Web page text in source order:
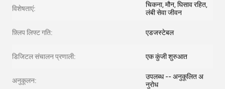
विशेषताएं:
चिकना, मौन, घिसाव रहित,
लंबी सेवा जीवन
फ़्लिप लिफ्ट गति: एडजस्टेबल
डिजिटल संचालन प्रणाली: एक कुंजी शुरुआत
अनुकूलन:
उपलब्ध -- अनुकूलित अ
नुरोध